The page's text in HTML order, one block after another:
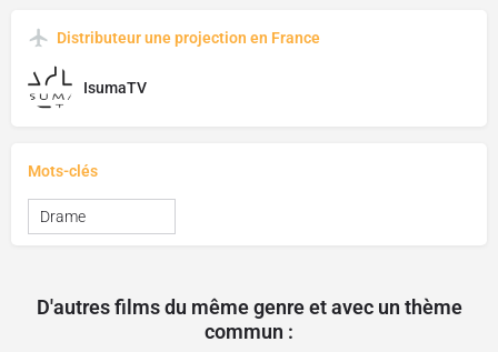
Distributeur une projection en France
IsumaTV
Mots-clés
Drame
D'autres films du même genre et avec un thème
commun :